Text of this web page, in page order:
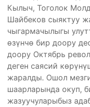
Кылыч, Тоголок
Шайбеков сыяктуу
чыгармачылыгы
өзүнчө бир доору
доору Октябрь
деген саясий
жаралды. Ошол
шаарларында окуп,
жазуучуларыбыз